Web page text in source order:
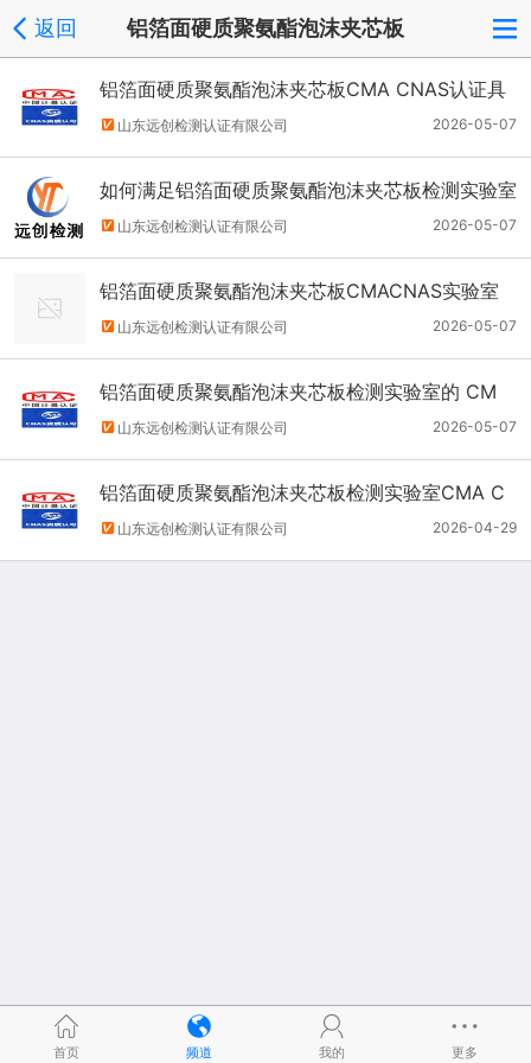
返回 铝箔面硬质聚氨酯泡沫夹芯板
铝箔面硬质聚氨酯泡沫夹芯板CMA CNAS认证具
体流程
2026-05-07
山东远创检测认证有限公司
如何满足铝箔面硬质聚氨酯泡沫夹芯板检测实验室
CMA CNAS认证详细要求及条件？
2026-05-07
山东远创检测认证有限公司
铝箔面硬质聚氨酯泡沫夹芯板CMACNAS实验室
认证的具体申请材料清单
2026-05-07
山东远创检测认证有限公司
铝箔面硬质聚氨酯泡沫夹芯板检测实验室的 CM
A、CNAS 一般过程和认证周期
2026-05-07
山东远创检测认证有限公司
铝箔面硬质聚氨酯泡沫夹芯板检测实验室CMA C
NAS认证具体流程
2026-04-29
山东远创检测认证有限公司
首页 频道 我的 更多